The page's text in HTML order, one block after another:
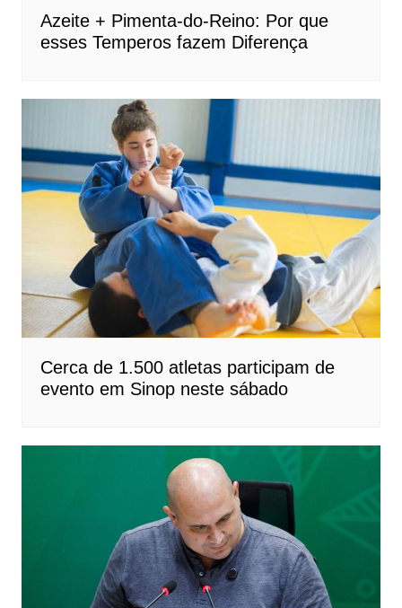
Azeite + Pimenta-do-Reino: Por que
esses Temperos fazem Diferença
Cerca de 1.500 atletas participam de
evento em Sinop neste sábado